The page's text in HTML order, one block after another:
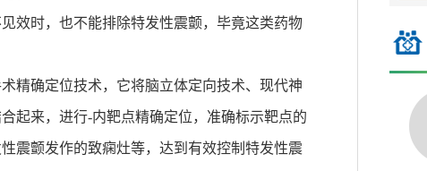
效时，也不能排除特发性震颤，毕竟这类药物
精确定位技术，它将脑立体定向技术、现代神
起来，进行-内靶点精确定位，准确标示靶点的
震颤发作的致痫灶等，达到有效控制特发性震